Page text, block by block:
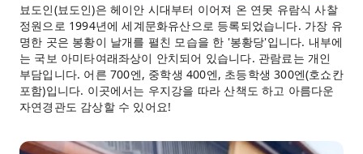
뵤도인(뵤도인)은 헤이안 시대부터 이어져 온 연못 유람식 사찰
정원으로 1994년에 세계문화유산으로 등록되었습니다. 가장 유
명한 곳은 봉황이 날개를 펼친 모습을 한 '봉황당'입니다. 내부에
는 국보 아미타여래좌상이 안치되어 있습니다. 관람료는 개인
부담입니다. 어른 700엔, 중학생 400엔, 초등학생 300엔(호쇼칸
포함)입니다. 이곳에서는 우지강을 따라 산책도 하고 아름다운
자연경관도 감상할 수 있어요!